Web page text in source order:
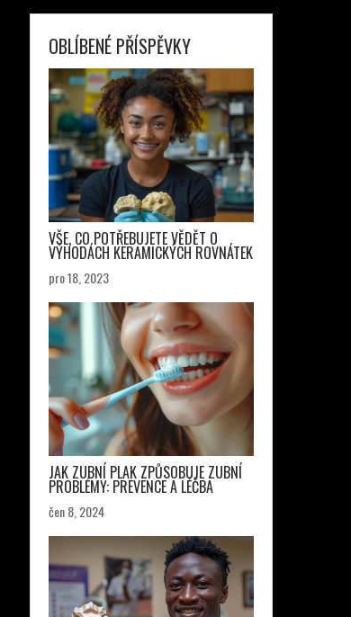
OBLÍBENÉ PŘÍSPĚVKY
VŠE, CO POTŘEBUJETE VĚDĚT O
VÝHODÁCH KERAMICKÝCH ROVNÁTEK
pro 18, 2023
JAK ZUBNÍ PLAK ZPŮSOBUJE ZUBNÍ
PROBLÉMY: PREVENCE A LÉČBA
čen 8, 2024